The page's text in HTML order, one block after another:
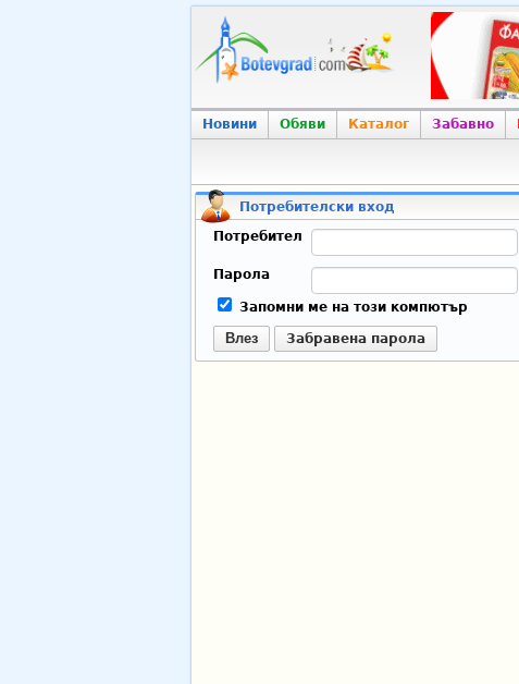
Новини Обяви Каталог Забавно
Потребителски вход
Потребител
Парола
Запомни ме на този компютър
Влез Забравена парола